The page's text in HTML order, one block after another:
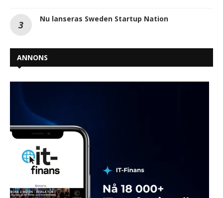
Nu lanseras Sweden Startup Nation
ANNONS